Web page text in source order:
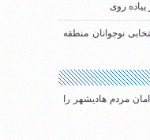
روی
نوجوانان منطقه
مردم هادیشهر را